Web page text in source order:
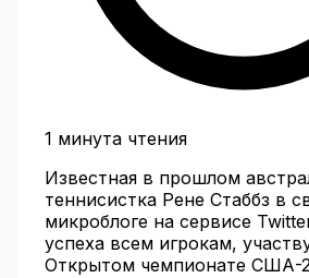
1 минута чтения
Известная в прошлом
теннисистка Рене Стаббз в
микроблоге на сервисе
успеха всем игрокам,
Открытом чемпионате США-